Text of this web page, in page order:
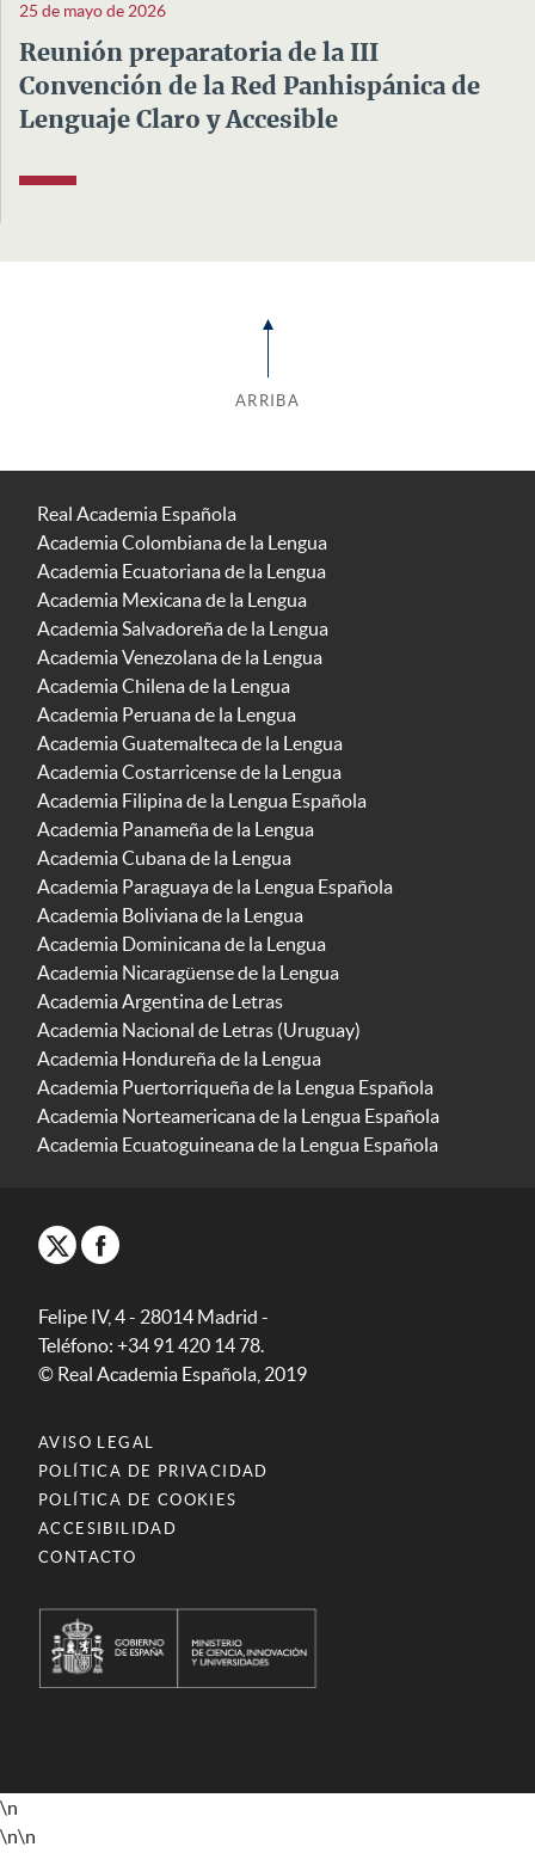
25 de mayo de 2026
Reunión preparatoria de la III
Convención de la Red Panhispánica de
Lenguaje Claro y Accesible
ARRIBA
Real Academia Española
Academia Colombiana de la Lengua
Academia Ecuatoriana de la Lengua
Academia Mexicana de la Lengua
Academia Salvadoreña de la Lengua
Academia Venezolana de la Lengua
Academia Chilena de la Lengua
Academia Peruana de la Lengua
Academia Guatemalteca de la Lengua
Academia Costarricense de la Lengua
Academia Filipina de la Lengua Española
Academia Panameña de la Lengua
Academia Cubana de la Lengua
Academia Paraguaya de la Lengua Española
Academia Boliviana de la Lengua
Academia Dominicana de la Lengua
Academia Nicaragüense de la Lengua
Academia Argentina de Letras
Academia Nacional de Letras (Uruguay)
Academia Hondureña de la Lengua
Academia Puertorriqueña de la Lengua Española
Academia Norteamericana de la Lengua Española
Academia Ecuatoguineana de la Lengua Española
Felipe IV, 4 - 28014 Madrid -
Teléfono: +34 91 420 14 78.
© Real Academia Española, 2019
AVISO LEGAL
POLÍTICA DE PRIVACIDAD
POLÍTICA DE COOKIES
ACCESIBILIDAD
CONTACTO
\n
\n\n